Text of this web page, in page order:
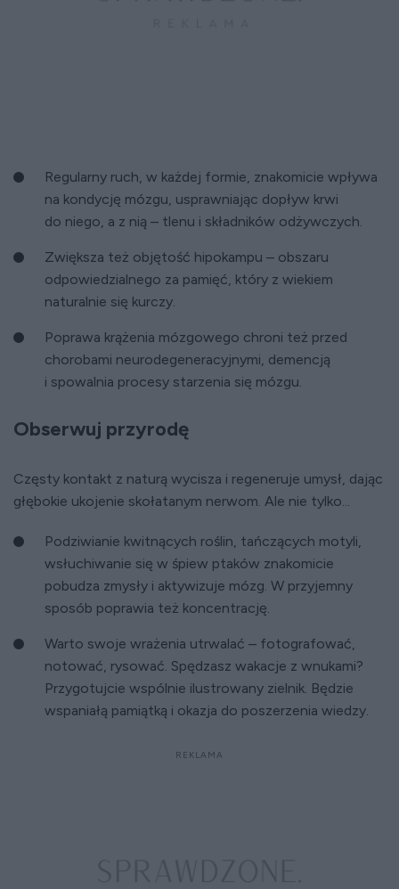
Regularny ruch, w każdej formie, znakomicie wpływa
na kondycję mózgu, usprawniając dopływ krwi
do niego, a z nią – tlenu i składników odżywczych.
Zwiększa też objętość hipokampu – obszaru
odpowiedzialnego za pamięć, który z wiekiem
naturalnie się kurczy.
Poprawa krążenia mózgowego chroni też przed
chorobami neurodegeneracyjnymi, demencją
i spowalnia procesy starzenia się mózgu.
Obserwuj przyrodę
Częsty kontakt z naturą wycisza i regeneruje umysł, dając
głębokie ukojenie skołatanym nerwom. Ale nie tylko...
Podziwianie kwitnących roślin, tańczących motyli,
wsłuchiwanie się w śpiew ptaków znakomicie
pobudza zmysły i aktywizuje mózg. W przyjemny
sposób poprawia też koncentrację.
Warto swoje wrażenia utrwalać – fotografować,
notować, rysować. Spędzasz wakacje z wnukami?
Przygotujcie wspólnie ilustrowany zielnik. Będzie
wspaniałą pamiątką i okazja do poszerzenia wiedzy.